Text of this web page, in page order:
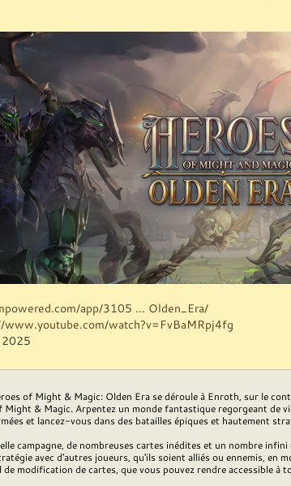
app/3105 ... Olden_Era/
www.youtube.com/watch?v=FvBaMRpj4fg
2025
of Might & Magic: Olden Era se déroule à Enroth, sur le
Might & Magic. Arpentez un monde fantastique regorgeant de
et lancez-vous dans des batailles épiques et hautement
campagne, de nombreuses cartes inédites et un nombre
avec d'autres joueurs, qu'ils soient alliés ou ennemis, en
modification de cartes, que vous pouvez rendre accessible à